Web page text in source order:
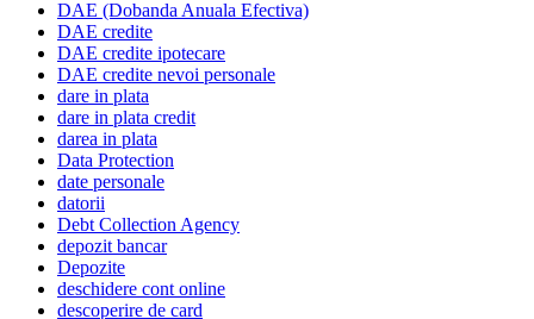
DAE (Dobanda Anuala Efectiva)
DAE credite
DAE credite ipotecare
DAE credite nevoi personale
dare in plata
dare in plata credit
darea in plata
Data Protection
date personale
datorii
Debt Collection Agency
depozit bancar
Depozite
deschidere cont online
descoperire de card